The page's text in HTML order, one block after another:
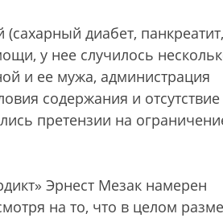
диабет, панкреатит,
у нее случилось
и ее мужа, администрация
содержания и отсутствие
претензии на
Эрнест Мезак намерен
на то, что в целом